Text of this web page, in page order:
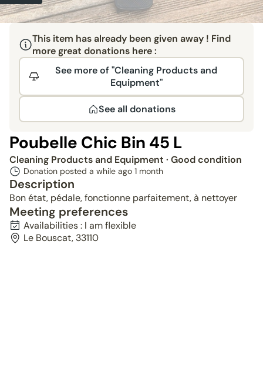
This item has already been given away ! Find
more great donations here :
See more of "Cleaning Products and
Equipment"
See all donations
Poubelle Chic Bin 45 L
Cleaning Products and Equipment · Good condition
Donation posted a while ago 1 month
Description
Bon état, pédale, fonctionne parfaitement, à nettoyer
Meeting preferences
Availabilities : I am flexible
Le Bouscat, 33110